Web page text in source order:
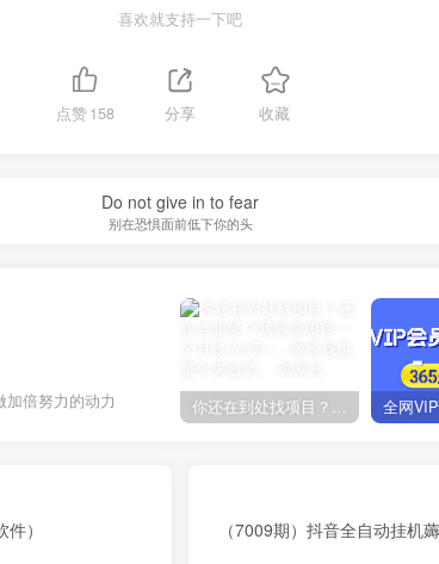
喜欢就支持一下吧
点赞158 分享 收藏
Do not give in to fear
别在恐惧面前低下你的头
倍努力的动力 你还在到处找项目？还在当韭菜？我靠卖项目一个月收入5万+，曾经我也是个失败者。
）
（7009期）抖音全自动挂机